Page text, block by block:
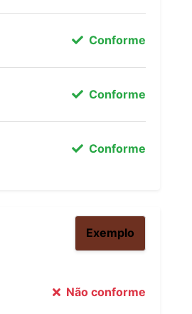
Conforme
Conforme
Conforme
Exemplo
Não conforme